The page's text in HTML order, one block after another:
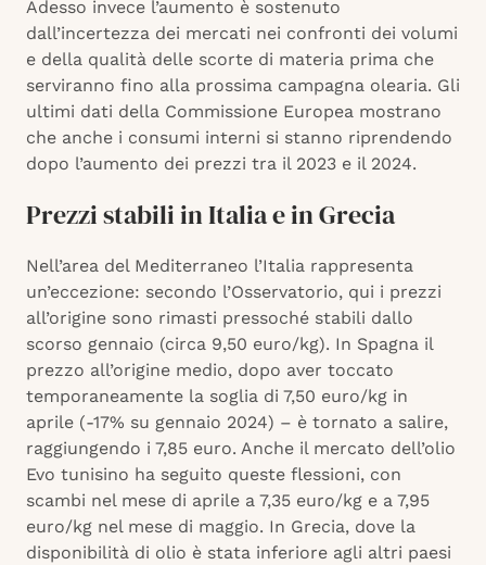
Adesso invece l’aumento è sostenuto
dall’incertezza dei mercati nei confronti dei volumi
e della qualità delle scorte di materia prima che
serviranno fino alla prossima campagna olearia. Gli
ultimi dati della Commissione Europea mostrano
che anche i consumi interni si stanno riprendendo
dopo l’aumento dei prezzi tra il 2023 e il 2024.
Prezzi stabili in Italia e in Grecia
Nell’area del Mediterraneo l’Italia rappresenta
un’eccezione: secondo l’Osservatorio, qui i prezzi
all’origine sono rimasti pressoché stabili dallo
scorso gennaio (circa 9,50 euro/kg). In Spagna il
prezzo all’origine medio, dopo aver toccato
temporaneamente la soglia di 7,50 euro/kg in
aprile (-17% su gennaio 2024) – è tornato a salire,
raggiungendo i 7,85 euro. Anche il mercato dell’olio
Evo tunisino ha seguito queste flessioni, con
scambi nel mese di aprile a 7,35 euro/kg e a 7,95
euro/kg nel mese di maggio. In Grecia, dove la
disponibilità di olio è stata inferiore agli altri paesi